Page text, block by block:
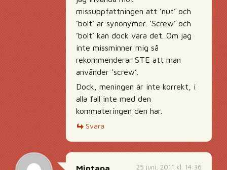
missuppfattningen att ’nut’ och
’bolt’ är synonymer. ’Screw’ och
’bolt’ kan dock vara det. Om jag
inte missminner mig så
rekommenderar STE att man
använder ’screw’.
Dock, meningen är inte korrekt, i
alla fall inte med den
kommateringen den har.
Svara
25 juni, 2011 kl. 14:36